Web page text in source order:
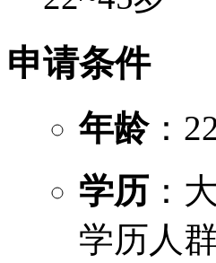
申请条件
年龄：
学历 ：
学历人